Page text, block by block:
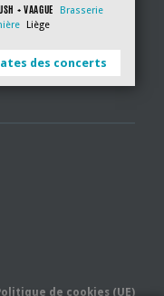
+ VAAGUE
Brasserie
Liège
des concerts
de cookies (UE)